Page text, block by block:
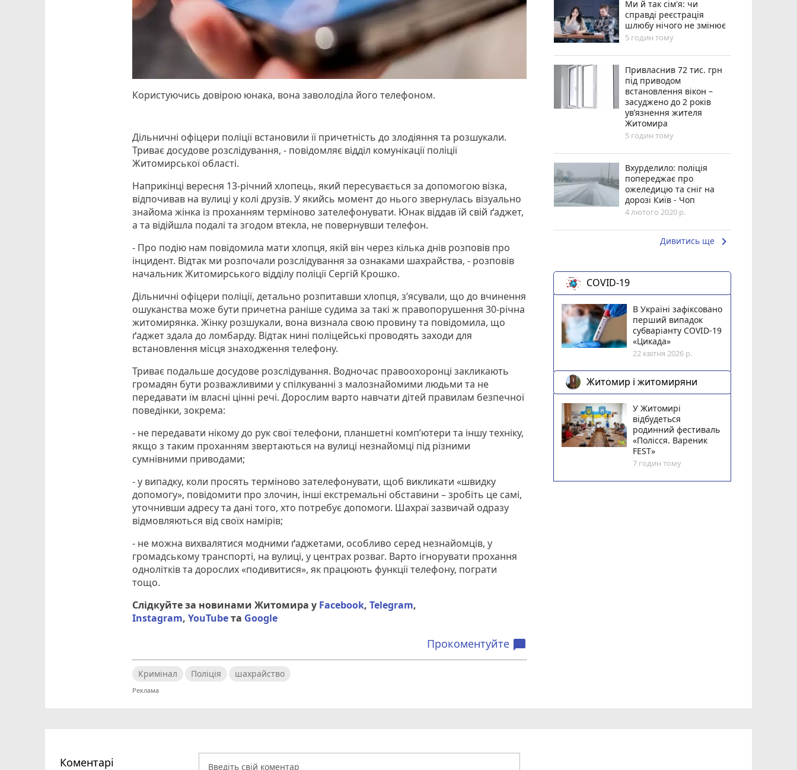
Користуючись довірою юнака, вона заволоділа його телефоном.
Дільничні офіцери поліції встановили її причетність до злодіяння та розшукали.
Триває досудове розслідування, - повідомляє відділ комунікації поліції
Житомирської області.
Наприкінці вересня 13-річний хлопець, який пересувається за допомогою візка,
відпочивав на вулиці у колі друзів. У якийсь момент до нього звернулась візуально
знайома жінка із проханням терміново зателефонувати. Юнак віддав їй свій ґаджет,
а та відійшла подалі та згодом втекла, не повернувши телефон.
- Про подію нам повідомила мати хлопця, якій він через кілька днів розповів про
інцидент. Відтак ми розпочали розслідування за ознаками шахрайства, - розповів
начальник Житомирського відділу поліції Сергій Крошко.
Дільничні офіцери поліції, детально розпитавши хлопця, з’ясували, що до вчинення
ошуканства може бути причетна раніше судима за такі ж правопорушення 30-річна
житомирянка. Жінку розшукали, вона визнала свою провину та повідомила, що
ґаджет здала до ломбарду. Відтак нині поліцейські проводять заходи для
встановлення місця знаходження телефону.
Триває подальше досудове розслідування. Водночас правоохоронці закликають
громадян бути розважливими у спілкуванні з малознайомими людьми та не
передавати їм власні цінні речі. Дорослим варто навчати дітей правилам безпечної
поведінки, зокрема:
- не передавати нікому до рук свої телефони, планшетні комп’ютери та іншу техніку,
якщо з таким проханням звертаються на вулиці незнайомці під різними
сумнівними приводами;
- у випадку, коли просять терміново зателефонувати, щоб викликати «швидку
допомогу», повідомити про злочин, інші екстремальні обставини – зробіть це самі,
уточнивши адресу та дані того, хто потребує допомоги. Шахраї зазвичай одразу
відмовляються від своїх намірів;
- не можна вихвалятися модними ґаджетами, особливо серед незнайомців, у
громадському транспорті, на вулиці, у центрах розваг. Варто ігнорувати прохання
однолітків та дорослих «подивитися», як працюють функції телефону, пограти
тощо.
Слідкуйте за новинами Житомира у Facebook,Telegram,
Instagram,YouTubeта Google
Прокоментуйте chat_bubble
Кримінал Поліція шахрайство
Ми й так сім'я: чи
справді реєстрація
шлюбу нічого не змінює
5 годин тому
Привласнив 72 тис. грн
під приводом
встановлення вікон –
засуджено до 2 років
ув’язнення жителя
Житомира
5 годин тому
Вхурделило: поліція
попереджає про
ожеледицю та сніг на
дорозі Київ - Чоп
4 лютого 2020 р.
Дивитись ще keyboard_arrow_right
COVID-19
В Україні зафіксовано
перший випадок
субваріанту COVID-19
«Цикада»
22 квітня 2026 р.
Житомир і житомиряни
У Житомирі
відбудеться
родинний фестиваль
«Полісся. Вареник
FEST»
7 годин тому
Коментарі